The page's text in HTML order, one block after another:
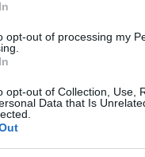
opt-out of processing my
opt-out of Collection, Use,
Data that Is
hasonlóak
gumicsizmáról van
női gumicsizmák is,
Ezek pedig a
színekre
nem kell, hogy
az a
tónusú